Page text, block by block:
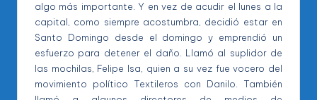
algo más importante. Y en vez de acudir el lunes a la
capital, como siempre acostumbra, decidió estar en
Santo Domingo desde el domingo y emprendió un
esfuerzo para detener el daño. Llamó al suplidor de
las mochilas, Felipe Isa, quien a su vez fue vocero del
movimiento político Textileros con Danilo. También